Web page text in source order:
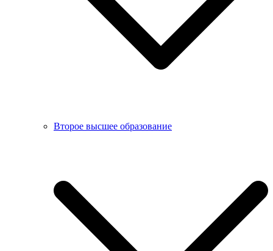
Второе высшее образование